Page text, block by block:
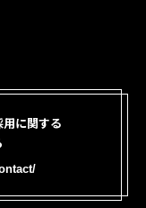
用に関する